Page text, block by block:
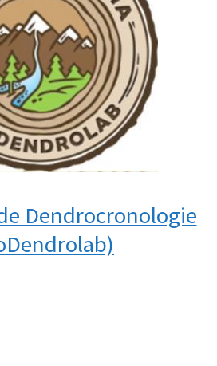
Dendrocronologie